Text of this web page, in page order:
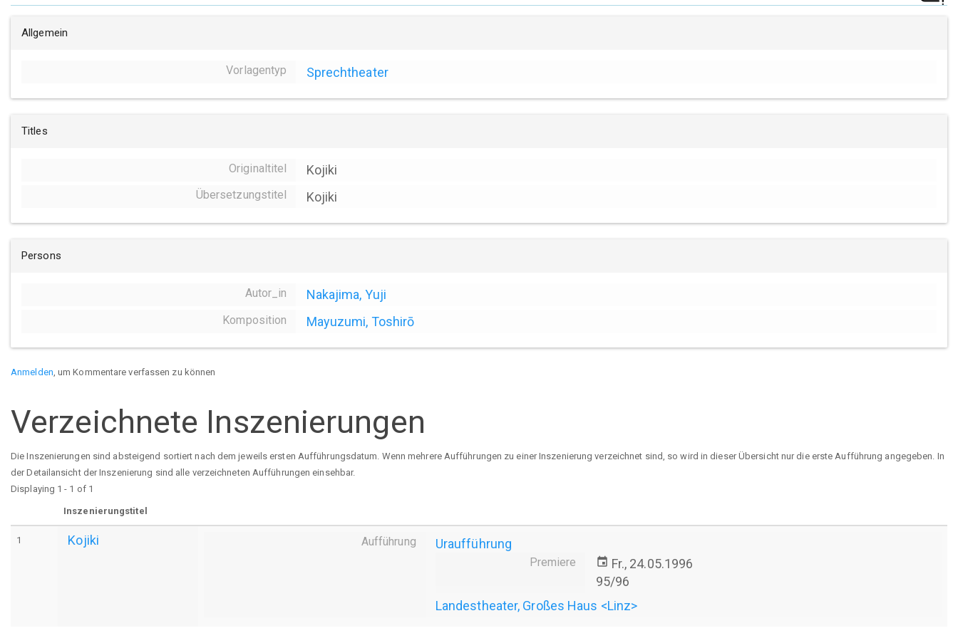
Allgemein
Vorlagentyp Sprechtheater
Titles
Originaltitel Kojiki
Übersetzungstitel Kojiki
Persons
Autor_in Nakajima, Yuji
Komposition Mayuzumi, Toshirō
Anmelden , um Kommentare verfassen zu können
Verzeichnete Inszenierungen
Die Inszenierungen sind absteigend sortiert nach dem jeweils ersten Aufführungsdatum. Wenn mehrere Aufführungen zu einer Inszenierung verzeichnet sind, so wird in dieser Übersicht nur die erste Aufführung angegeben. In
der Detailansicht der Inszenierung sind alle verzeichneten Aufführungen einsehbar.
Displaying 1 - 1 of 1
Inszenierungstitel
1 Kojiki Aufführung Uraufführung
Premiere event Fr., 24.05.1996
95/96
Landestheater, Großes Haus <Linz>